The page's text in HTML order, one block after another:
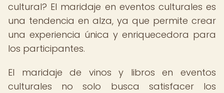
cultural? El maridaje en eventos culturales es
una tendencia en alza, ya que permite crear
una experiencia única y enriquecedora para
los participantes.
El maridaje de vinos y libros en eventos
culturales no solo busca satisfacer los